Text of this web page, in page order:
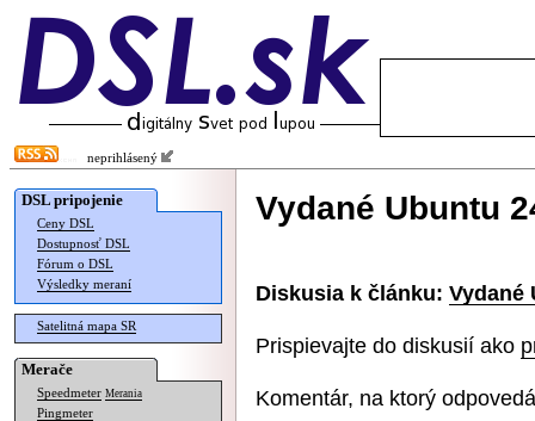
neprihlásený
DSL pripojenie
Ceny DSL
Dostupnosť DSL
Fórum o DSL
Výsledky meraní
Satelitná mapa SR
Merače
Speedmeter Merania
Pingmeter
Vydané Ubuntu
Diskusia k článku: Vydané
Prispievajte do diskusií ako
Komentár, na ktorý